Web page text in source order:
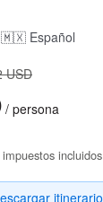
🇲🇽 Español
USD
/ persona
incluidos
itinerario